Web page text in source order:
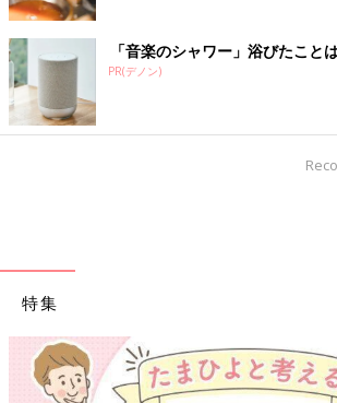
「音楽のシャワー」浴びたこと
PR(デノン)
特集